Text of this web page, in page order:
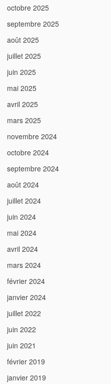
octobre 2025
septembre 2025
août 2025
juillet 2025
juin 2025
mai 2025
avril 2025
mars 2025
novembre 2024
octobre 2024
septembre 2024
août 2024
juillet 2024
juin 2024
mai 2024
avril 2024
mars 2024
février 2024
janvier 2024
juillet 2022
juin 2022
juin 2021
février 2019
janvier 2019